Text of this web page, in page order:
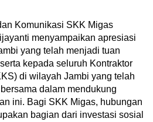
Komunikasi SKK Migas
menyampaikan apresiasi
yang telah menjadi tuan
kepada seluruh Kontraktor
di wilayah Jambi yang telah
dalam mendukung
ini. Bagi SKK Migas, hubungan
bagian dari investasi sosial